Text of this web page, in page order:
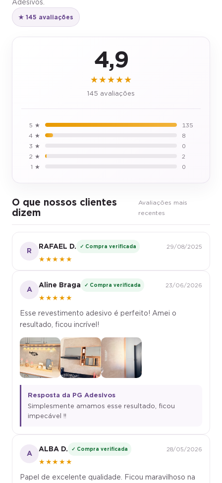
Adesivos.
★ 145 avaliações
4,9
★★★★★
145 avaliações
5 ★
135
4 ★
8
3 ★
0
2 ★
2
1 ★
0
O que nossos clientes
dizem
Avaliações mais
recentes
R
RAFAEL D. ✓ Compra verificada
★★★★★
29/08/2025
A
Aline Braga ✓ Compra verificada
★★★★★
23/06/2026
Esse revestimento adesivo é perfeito! Amei o
resultado, ficou incrível!
Resposta da PG Adesivos
Simplesmente amamos esse resultado, ficou
impecável !!
A
ALBA D. ✓ Compra verificada
★★★★★
28/05/2026
Papel de excelente qualidade. Ficou maravilhoso na